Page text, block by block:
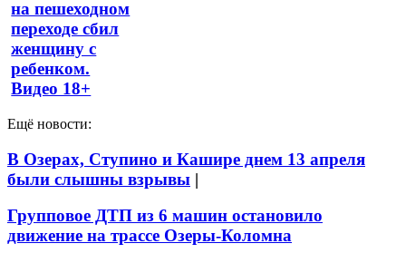
на пешеходном
переходе сбил
женщину с
ребенком.
Видео 18+
Ещё новости:
В Озерах, Ступино и Кашире днем 13 апреля
были слышны взрывы |
Групповое ДТП из 6 машин остановило
движение на трассе Озеры-Коломна